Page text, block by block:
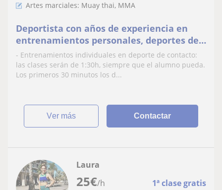
Artes marciales: Muay thai, MMA
Deportista con años de experiencia en
entrenamientos personales, deportes de
contacto, entrenamiento aeróbico y todo
lo que necesites. Atendemos clases con
los más pequeños de la casa
- Entrenamientos individuales en deporte de contacto:
las clases serán de 1:30h, siempre que el alumno pueda.
Los primeros 30 minutos los d...
ver más Contactar
25€/h 1ª clase gratis
Laura